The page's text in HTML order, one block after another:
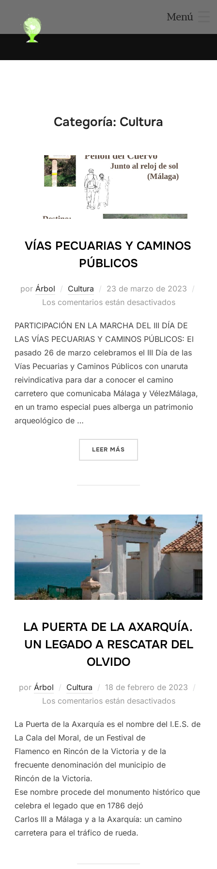
Menú
Categoría: Cultura
VÍAS PECUARIAS Y CAMINOS
PÚBLICOS
por Árbol Cultura
Publicado
el
23 de marzo de 2023
Los comentarios están desactivados
PARTICIPACIÓN EN LA MARCHA DEL III DÍA DE
LAS VÍAS PECUARIAS Y CAMINOS PÚBLICOS: El
pasado 26 de marzo celebramos el III Día de las
Vías Pecuarias y Caminos Públicos con unaruta
reivindicativa para dar a conocer el camino
carretero que comunicaba Málaga y VélezMálaga,
en un tramo especial pues alberga un patrimonio
arqueológico de …
LEER MÁS
LA PUERTA DE LA AXARQUÍA.
UN LEGADO A RESCATAR DEL
OLVIDO
por Árbol Cultura
Publicado
el
18 de febrero de 2023
Los comentarios están desactivados
La Puerta de la Axarquía es el nombre del I.E.S. de
La Cala del Moral, de un Festival de
Flamenco en Rincón de la Victoria y de la
frecuente denominación del municipio de
Rincón de la Victoria.
Ese nombre procede del monumento histórico que
celebra el legado que en 1786 dejó
Carlos III a Málaga y a la Axarquía: un camino
carretera para el tráfico de rueda.